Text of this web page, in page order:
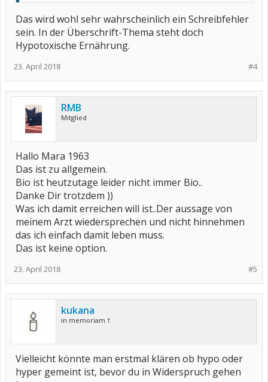
Das wird wohl sehr wahrscheinlich ein Schreibfehler
sein. In der Überschrift-Thema steht doch
Hypotoxische Ernährung.
#4
23. April 2018
RMB
Mitglied
Hallo Mara 1963
Das ist zu allgemein.
Bio ist heutzutage leider nicht immer Bio..
Danke Dir trotzdem ))
Was ich damit erreichen will ist..Der aussage von
meinem Arzt wiedersprechen und nicht hinnehmen
das ich einfach damit leben muss.
Das ist keine option.
#5
23. April 2018
kukana
in memoriam †
Vielleicht könnte man erstmal klären ob hypo oder
hyper gemeint ist, bevor du in Widerspruch gehen